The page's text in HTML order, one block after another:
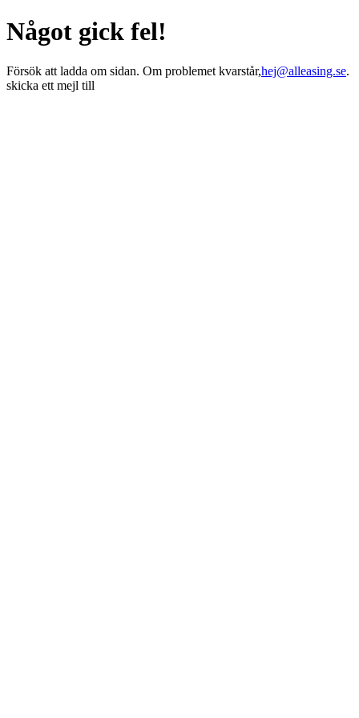
Något gick fel!
Försök att ladda om sidan. Om problemet kvarstår,hej@alleasing.se.
skicka ett mejl till